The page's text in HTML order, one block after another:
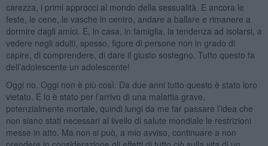
carezza, i primi approcci al mondo della sessualità. E ancora le
feste, le cene, le vasche in centro, andare a ballare e rimanere a
dormire dagli amici. E, in casa, in famiglia, la tendenza ad isolarsi, a
vedere negli adulti, spesso, figure di persone non in grado di
capire, di comprendere, di dare il giusto sostegno. Tutto questo fa
dell’adolescente un adolescente!
Oggi no. Oggi non è più così. Da due anni tutto questo è stato loro
vietato. E lo è stato per l’arrivo di una malattia grave,
potenzialmente mortale, quindi lungi da me far passare l’idea che
non siano stati necessari al livello di salute mondiale le restrizioni
messe in atto. Ma non si può, a mio avviso, continuare a non